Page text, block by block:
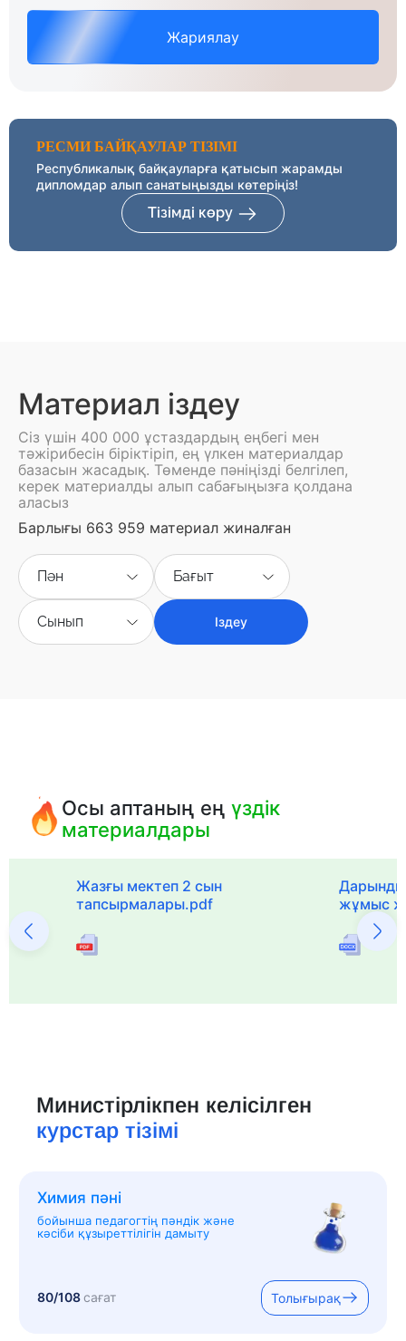
Жариялау
РЕСМИ БАЙҚАУЛАР ТІЗІМІ
Республикалық байқауларға қатысып жарамды
дипломдар алып санатыңызды көтеріңіз!
Тізімді көру
Материал іздеу
Сіз үшін 400 000 ұстаздардың еңбегі мен
тәжірибесін біріктіріп, ең үлкен материалдар
базасын жасадық. Төменде пәніңізді белгілеп,
керек материалды алып сабағыңызға қолдана
аласыз
Барлығы 663 959 материал жиналған
Пән Бағыт
Сынып Іздеу
Осы аптаның еңүздік
материалдары
Жазғы мектеп 2 сын
тапсырмалары.pdf
жұмыс
Министірлікпен келісілген
курстар тізімі
Химия пәні
бойынша педагогтің пәндік және
кәсіби құзыреттілігін дамыту
80/108сағат Толығырақ